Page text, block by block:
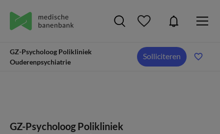
GZ-Psycholoog Polikliniek
Ouderenpsychiatrie
Solliciteren
GZ-Psycholoog Polikliniek